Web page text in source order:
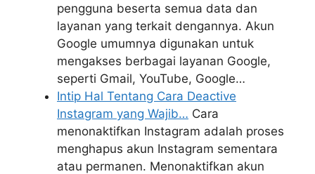
pengguna beserta semua data dan
layanan yang terkait dengannya. Akun
Google umumnya digunakan untuk
mengakses berbagai layanan Google,
seperti Gmail, YouTube, Google…
Intip Hal Tentang Cara Deactive
Instagram yang Wajib… Cara
menonaktifkan Instagram adalah proses
menghapus akun Instagram sementara
atau permanen. Menonaktifkan akun